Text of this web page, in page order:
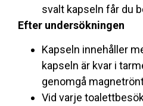
svalt kapseln får du
Efter undersökningen
Kapseln innehåller
kapseln är kvar i
genomgå
Vid varje